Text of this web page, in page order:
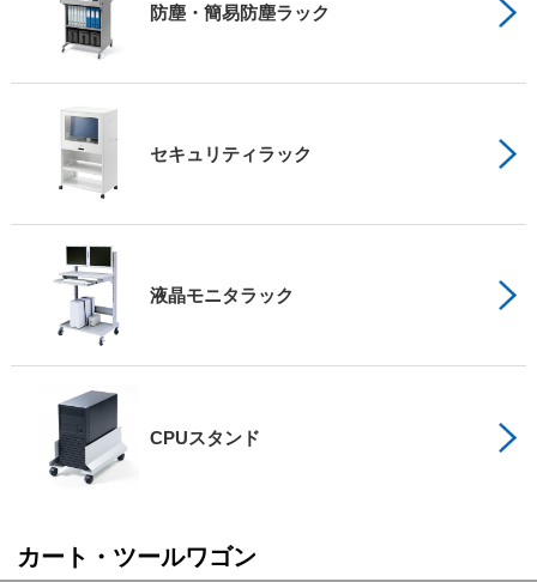
防塵・簡易防塵ラック
セキュリティラック
液晶モニタラック
CPUスタンド
カート・ツールワゴン